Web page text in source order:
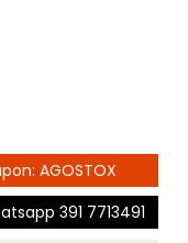
AGOSTOX
391 7713491